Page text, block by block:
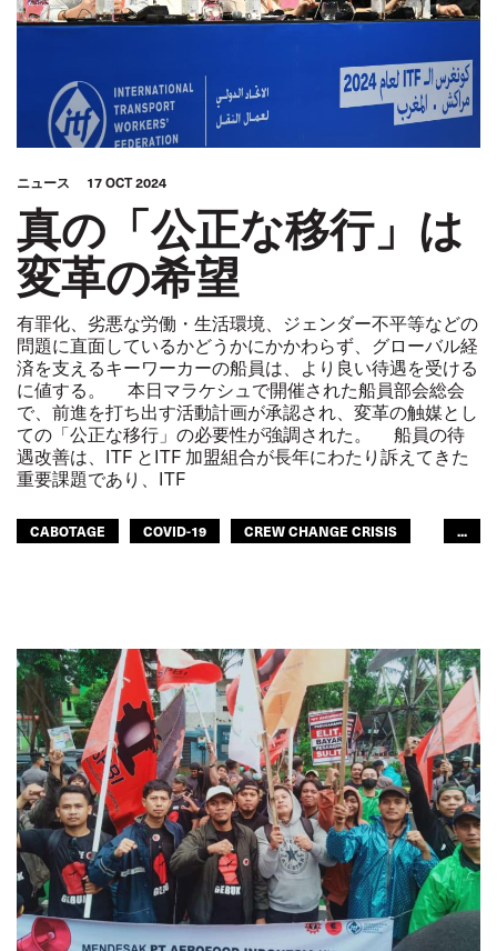
ニュース 17 OCT 2024
真の「公正な移行」は
変革の希望
有罪化、劣悪な労働・生活環境、ジェンダー不平等などの
問題に直面しているかどうかにかかわらず、グローバル経
済を支えるキーワーカーの船員は、より良い待遇を受ける
に値する。 本日マラケシュで開催された船員部会総会
で、前進を打ち出す活動計画が承認され、変革の触媒とし
ての「公正な移行」の必要性が強調された。 船員の待
遇改善は、ITF とITF 加盟組合が長年にわたり訴えてきた
重要課題であり、ITF
CABOTAGE COVID-19
CREW CHANGE CRISIS
...